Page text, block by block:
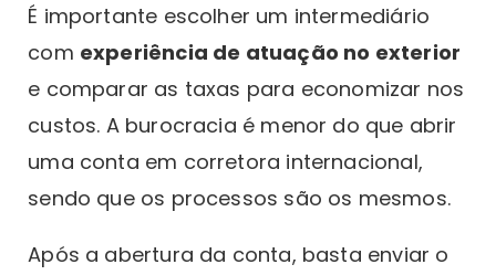
É importante escolher um intermediário
com experiência de atuação no exterior
e comparar as taxas para economizar nos
custos. A burocracia é menor do que abrir
uma conta em corretora internacional,
sendo que os processos são os mesmos.
Após a abertura da conta, basta enviar o